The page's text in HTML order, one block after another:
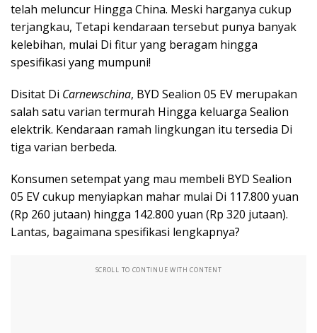
telah meluncur Hingga China. Meski harganya cukup
terjangkau, Tetapi kendaraan tersebut punya banyak
kelebihan, mulai Di fitur yang beragam hingga
spesifikasi yang mumpuni!
Disitat Di Carnewschina, BYD Sealion 05 EV merupakan
salah satu varian termurah Hingga keluarga Sealion
elektrik. Kendaraan ramah lingkungan itu tersedia Di
tiga varian berbeda.
Konsumen setempat yang mau membeli BYD Sealion
05 EV cukup menyiapkan mahar mulai Di 117.800 yuan
(Rp 260 jutaan) hingga 142.800 yuan (Rp 320 jutaan).
Lantas, bagaimana spesifikasi lengkapnya?
SCROLL TO CONTINUE WITH CONTENT